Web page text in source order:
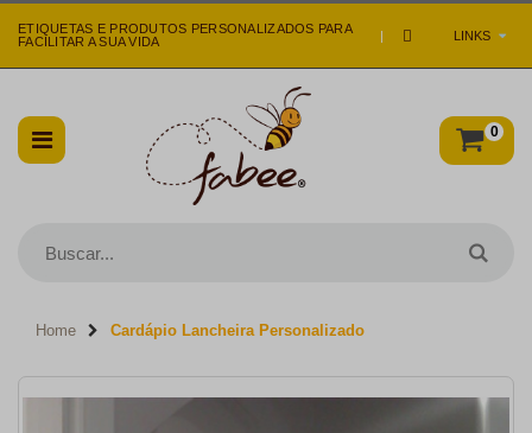
LINKS
ETIQUETAS E PRODUTOS PERSONALIZADOS PARA
FACILITAR A SUA VIDA
|
0
Home Cardápio Lancheira Personalizado